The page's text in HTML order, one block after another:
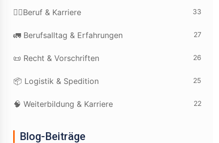
👷‍♂️Beruf & Karriere 33
🚛 Berufsalltag & Erfahrungen 27
📜 Recht & Vorschriften 26
📦 Logistik & Spedition 25
🧠 Weiterbildung & Karriere 22
Blog-Beiträge